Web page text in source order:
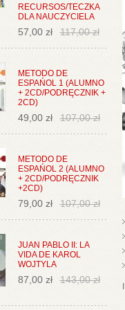
RECURSOS/TECZKA
DLA NAUCZYCIELA
57,00 zł 117,00 zł
METODO DE
ESPAŃOL 1 (ALUMNO
+ 2CD/PODRĘCZNIK +
2CD)
49,00 zł 107,00 zł
METODO DE
ESPAŃOL 2 (ALUMNO
+ 2CD/PODRĘCZNIK
+2CD)
79,00 zł 107,00 zł
JUAN PABLO II: LA
VIDA DE KAROL
WOJTYLA
87,00 zł 143,00 zł